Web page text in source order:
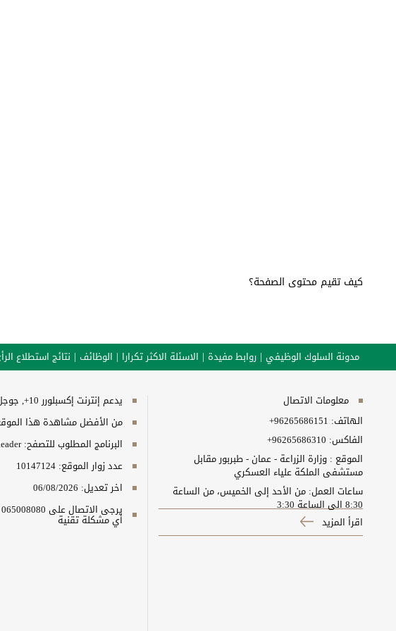
كيف تقيم محتوى الصفحة؟
مدونة السلوك الوظيفي روابط مفيدة الاسئلة الاكثر تكرارا الوظائف نتائج استطلاع
معلومات الاتصال
الهاتف: +96265686151
الفاكس: +96265686310
الموقع : وزارة الزراعة - عمان - طبربور مقابل
مستشفى الملكة علياء العسكري
ساعات العمل: من الأحد إلى الخميس، من الساعة
8:30 الى الساعة 3:30
اقرأ المزيد
يدعم إنترنت إكسبلورر 10+, جوجل كروم, فايرفوكس, سفاري
من الأفضل مشاهدة هذا الموقع من
البرنامج المطلوب للتصفح: Adobe Reader
عدد زوار الموقع: 10147124
اخر تعديل: 06/08/2026
أي مشكلة تقنية